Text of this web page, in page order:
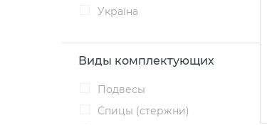
Україна
Виды комплектующих
Подвесы
Спицы (стержни)